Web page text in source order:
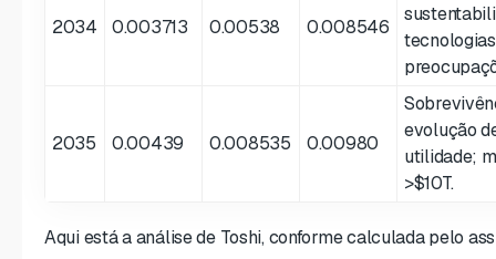
2034 0.003713 0.00538 0.008546
2035 0.00439 0.008535 0.00980
evolução
utilidade;
>$10T.
Aqui está a análise de Toshi, conforme calculada pelo